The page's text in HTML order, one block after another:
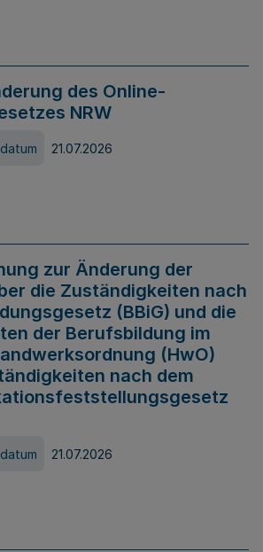
des Online-
NRW
21.07.2026
zur Änderung der
die Zuständigkeiten nach
(BBiG) und die
der Berufsbildung im
(HwO)
nach dem
21.07.2026